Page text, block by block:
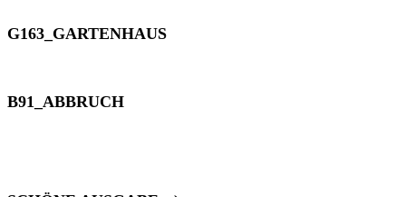
G163_GARTENHAUS
B91_ABBRUCH